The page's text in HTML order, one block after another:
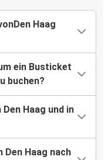
Haag
ein Busticket
buchen?
Haag und in
Den Haag nach